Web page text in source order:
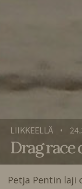
LIIKKEELLÄ •
Drag race
Petja Pentin laji